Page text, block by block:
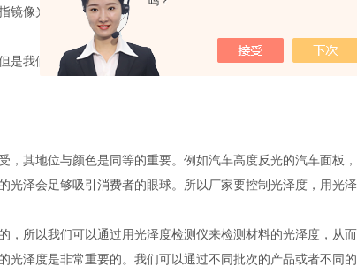
镜像光泽。
我们的肉眼只能大概的判断出光泽的大小，无法准确的给出
其地位与颜色是同等的重要。例如汽车高度反光的汽车面板
泽会足够吸引消费者的眼球。所以厂家要控制光泽度，用光
所以我们可以通过用光泽度检测仪来检测材料的光泽度，从
泽度是非常重要的。我们可以通过不同批次的产品或者不同